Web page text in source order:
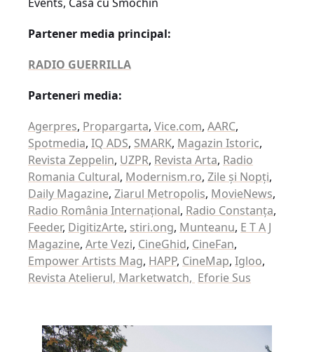
Partener media principal:
RADIO GUERRILLA
Parteneri media:
Agerpres, Propargarta, Vice.com, AARC,
Spotmedia, IQ ADS, SMARK, Magazin Istoric,
Revista Zeppelin, UZPR, Revista Arta, Radio
Romania Cultural, Modernism.ro, Zile și Nopți,
Daily Magazine, Ziarul Metropolis, MovieNews,
Radio România Internațional, Radio Constanța,
Feeder, DigitizArte, stiri.ong, Munteanu, E T A J
Magazine, Arte Vezi, CineGhid, CineFan,
Empower Artists Mag, HAPP, CineMap, Igloo,
Revista Atelierul, Marketwatch, Eforie Sus